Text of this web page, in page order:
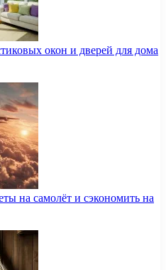
окон и дверей для дома
на самолёт и сэкономить на